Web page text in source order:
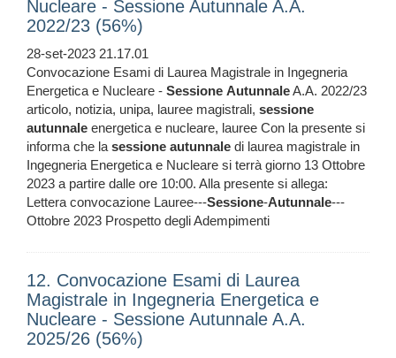
Nucleare - Sessione Autunnale A.A.
2022/23 (56%)
28-set-2023 21.17.01
Convocazione Esami di Laurea Magistrale in Ingegneria
Energetica e Nucleare - Sessione AutunnaleA.A. 2022/23
articolo, notizia, unipa, lauree magistrali, sessione
autunnale energetica e nucleare, lauree Con la presente si
informa che lasessione autunnale di laurea magistrale in
Ingegneria Energetica e Nucleare si terrà giorno 13 Ottobre
2023 a partire dalle ore 10:00. Alla presente si allega:
Lettera convocazione Lauree---Sessione-Autunnale---
Ottobre 2023 Prospetto degli Adempimenti
12. Convocazione Esami di Laurea
Magistrale in Ingegneria Energetica e
Nucleare - Sessione Autunnale A.A.
2025/26 (56%)